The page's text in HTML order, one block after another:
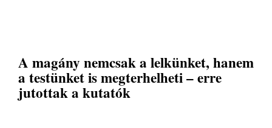
A magány nemcsak a lelkünket, hanem
a testünket is megterhelheti – erre
jutottak a kutatók